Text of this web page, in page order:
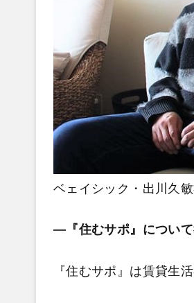
ベェイシック・出川久
―『住むサポ』について
『住むサポ』は賃貸生